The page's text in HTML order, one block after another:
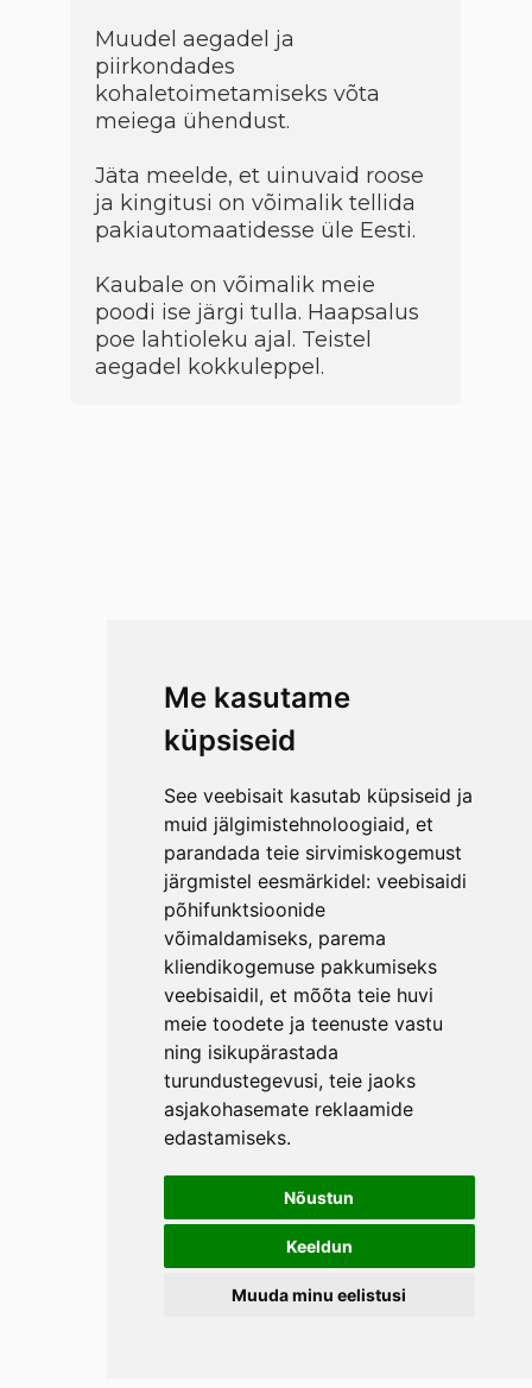
Me kasutame
küpsiseid
See veebisait kasutab küpsiseid ja
muid jälgimistehnoloogiaid, et
parandada teie sirvimiskogemust
järgmistel eesmärkidel: veebisaidi
põhifunktsioonide
võimaldamiseks, parema
kliendikogemuse pakkumiseks
veebisaidil, et mõõta teie huvi
meie toodete ja teenuste vastu
ning isikupärastada
turundustegevusi, teie jaoks
asjakohasemate reklaamide
edastamiseks.
Nõustun
Keeldun
Muuda minu eelistusi
Muudel aegadel ja
piirkondades
kohaletoimetamiseks võta
meiega ühendust.
Jäta meelde, et uinuvaid roose
ja kingitusi on võimalik tellida
pakiautomaatidesse üle Eesti.
Kaubale on võimalik meie
poodi ise järgi tulla. Haapsalus
poe lahtioleku ajal. Teistel
aegadel kokkuleppel.